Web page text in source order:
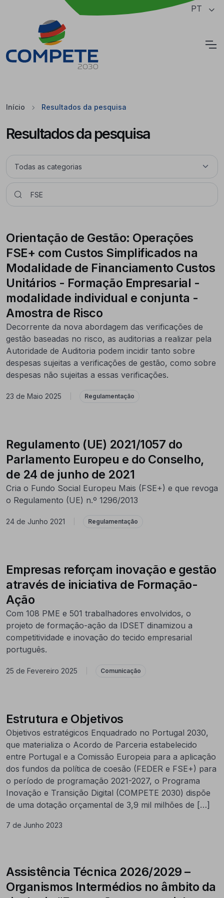
Saltar para o conteúdo principal da página PT
Início Resultados da pesquisa
Resultados da pesquisa
Orientação de Gestão: Operações
FSE+ com Custos Simplificados na
Modalidade de Financiamento Custos
Unitários - Formação Empresarial -
modalidade individual e conjunta -
Amostra de Risco
Decorrente da nova abordagem das verificações de
gestão baseadas no risco, as auditorias a realizar pela
Autoridade de Auditoria podem incidir tanto sobre
despesas sujeitas a verificações de gestão, como sobre
despesas não sujeitas a essas verificações.
23 de Maio 2025 Regulamentação
Regulamento (UE) 2021/1057 do
Parlamento Europeu e do Conselho,
de 24 de junho de 2021
Cria o Fundo Social Europeu Mais (FSE+) e que revoga
o Regulamento (UE) n.º 1296/2013
24 de Junho 2021 Regulamentação
Empresas reforçam inovação e gestão
através de iniciativa de Formação-
Ação
Com 108 PME e 501 trabalhadores envolvidos, o
projeto de formação-ação da IDSET dinamizou a
competitividade e inovação do tecido empresarial
português.
25 de Fevereiro 2025 Comunicação
Estrutura e Objetivos
Objetivos estratégicos Enquadrado no Portugal 2030,
que materializa o Acordo de Parceria estabelecido
entre Portugal e a Comissão Europeia para a aplicação
dos fundos da política de coesão (FEDER e FSE+) para
o período de programação 2021-2027, o Programa
Inovação e Transição Digital (COMPETE 2030) dispõe
de uma dotação orçamental de 3,9 mil milhões de […]
7 de Junho 2023
Assistência Técnica 2026/2029 –
Organismos Intermédios no âmbito da